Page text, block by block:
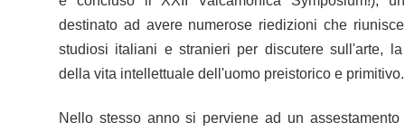
destinato ad avere numerose riedizioni che
studiosi italiani e stranieri per discutere sull'arte,
della vita intellettuale dell'uomo preistorico e primitivo.
Nello stesso anno si perviene ad un